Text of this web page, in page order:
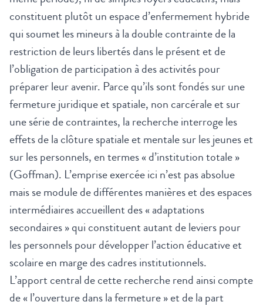
constituent plutôt un espace d’enfermement hybride
qui soumet les mineurs à la double contrainte de la
restriction de leurs libertés dans le présent et de
l’obligation de participation à des activités pour
préparer leur avenir. Parce qu’ils sont fondés sur une
fermeture juridique et spatiale, non carcérale et sur
une série de contraintes, la recherche interroge les
effets de la clôture spatiale et mentale sur les jeunes et
sur les personnels, en termes « d’institution totale »
(Goffman). L’emprise exercée ici n’est pas absolue
mais se module de différentes manières et des espaces
intermédiaires accueillent des « adaptations
secondaires » qui constituent autant de leviers pour
les personnels pour développer l’action éducative et
scolaire en marge des cadres institutionnels.
L’apport central de cette recherche rend ainsi compte
de « l’ouverture dans la fermeture » et de la part